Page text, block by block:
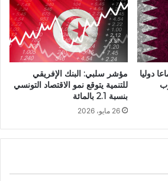
دوليا
مؤشر سلبي: البنك الإفريقي
للتنمية يتوقع نمو الاقتصاد التونسي
بنسبة 2.1 بالمائة
26 مايو، 2026